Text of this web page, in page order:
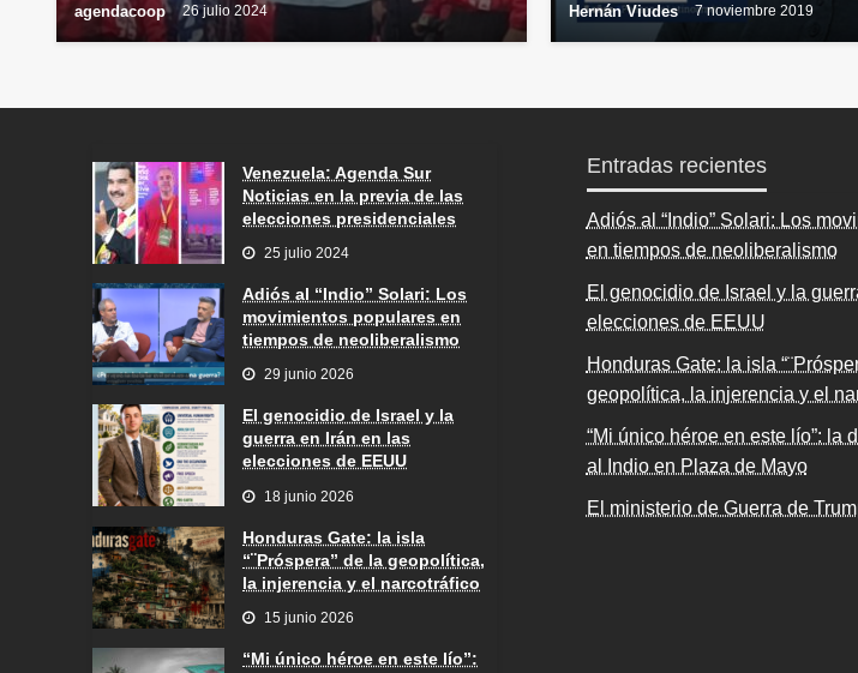
agendacoop 26 julio 2024 Hernán Viudes 7 noviembre 2019
Venezuela: Agenda Sur
Noticias en la previa de las
elecciones presidenciales
25 julio 2024
Adiós al “Indio” Solari: Los
movimientos populares en
tiempos de neoliberalismo
29 junio 2026
El genocidio de Israel y la
guerra en Irán en las
elecciones de EEUU
18 junio 2026
Honduras Gate: la isla
“¨Próspera” de la geopolítica,
la injerencia y el narcotráfico
15 junio 2026
“Mi único héroe en este lío”:
Entradas recientes
Adiós al “Indio” Solari: Los
en tiempos de neoliberalismo
El genocidio de Israel y la
elecciones de EEUU
Honduras Gate: la isla
geopolítica, la injerencia y el
“Mi único héroe en este lío”: la
al Indio en Plaza de Mayo
El ministerio de Guerra de